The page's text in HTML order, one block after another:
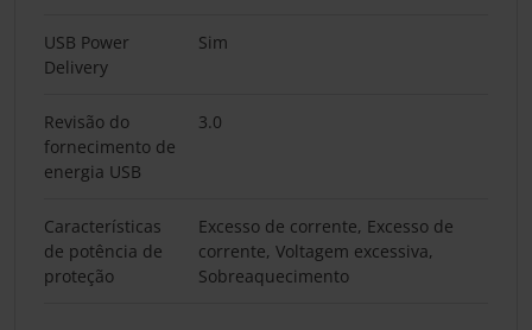
USB Power
Delivery
Sim
Revisão do
fornecimento de
energia USB
3.0
Características
de potência de
proteção
Excesso de corrente, Excesso de
corrente, Voltagem excessiva,
Sobreaquecimento